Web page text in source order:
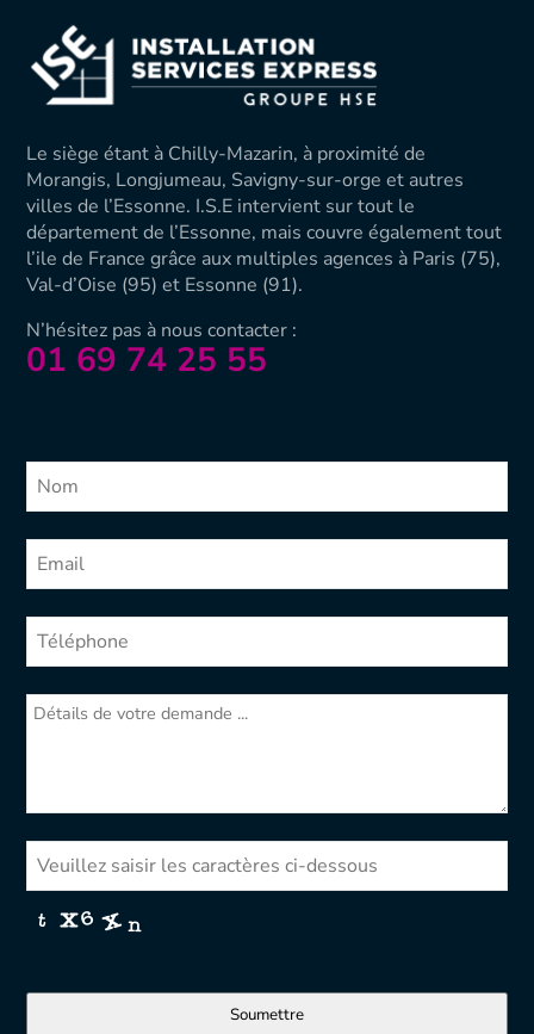
Le siège étant à Chilly-Mazarin, à proximité de
Morangis, Longjumeau, Savigny-sur-orge et autres
villes de l’Essonne. I.S.E intervient sur tout le
département de l’Essonne, mais couvre également tout
l’ile de France grâce aux multiples agences à Paris (75),
Val-d’Oise (95) et Essonne (91).
N’hésitez pas à nous contacter :
01 69 74 25 55
Soumettre